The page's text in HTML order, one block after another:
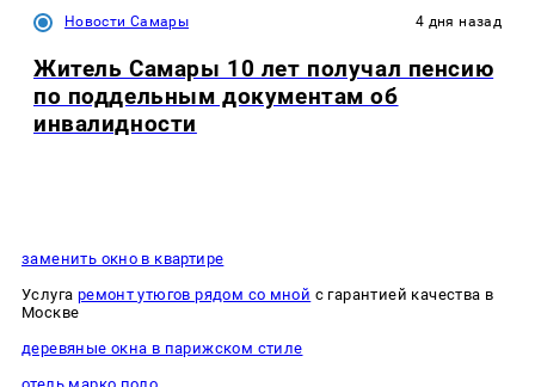
Новости Самары 4 дня назад
Житель Самары 10 лет получал пенсию
по поддельным документам об
инвалидности
заменить окно в квартире
Услуга ремонт утюгов рядом со мной с гарантией качества в
Москве
деревяные окна в парижском стиле